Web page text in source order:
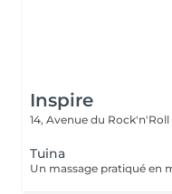
Inspire
14, Avenue du Rock'n'Roll
Tuina